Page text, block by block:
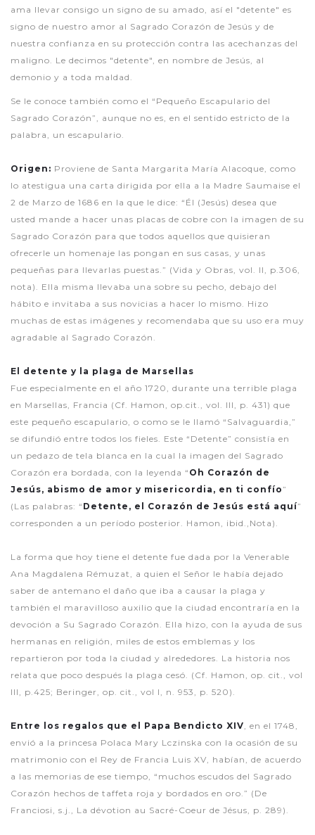
ama llevar consigo un signo de su amado, así el "detente" es
signo de nuestro amor al Sagrado Corazón de Jesús y de
nuestra confianza en su protección contra las acechanzas del
maligno. Le decimos "detente", en nombre de Jesús, al
demonio y a toda maldad.
Se le conoce también como el “Pequeño Escapulario del
Sagrado Corazón”, aunque no es, en el sentido estricto de la
palabra, un escapulario.
Origen: Proviene de Santa Margarita María Alacoque, como
lo atestigua una carta dirigida por ella a la Madre Saumaise el
2 de Marzo de 1686 en la que le dice: “Él (Jesús) desea que
usted mande a hacer unas placas de cobre con la imagen de su
Sagrado Corazón para que todos aquellos que quisieran
ofrecerle un homenaje las pongan en sus casas, y unas
pequeñas para llevarlas puestas.” (Vida y Obras, vol. II, p.306,
nota). Ella misma llevaba una sobre su pecho, debajo del
hábito e invitaba a sus novicias a hacer lo mismo. Hizo
muchas de estas imágenes y recomendaba que su uso era muy
agradable al Sagrado Corazón.
El detente y la plaga de Marsellas
Fue especialmente en el año 1720, durante una terrible plaga
en Marsellas, Francia (Cf. Hamon, op.cit., vol. III, p. 431) que
este pequeño escapulario, o como se le llamó “Salvaguardia,”
se difundió entre todos los fieles. Este “Detente” consistía en
un pedazo de tela blanca en la cual la imagen del Sagrado
Corazón era bordada, con la leyenda “ Oh Corazón de
Jesús, abismo de amor y misericordia, en ti confío ”
(Las palabras: “ Detente, el Corazón de Jesús está aquí”
corresponden a un período posterior. Hamon, ibid.,Nota).
La forma que hoy tiene el detente fue dada por la Venerable
Ana Magdalena Rémuzat, a quien el Señor le había dejado
saber de antemano el daño que iba a causar la plaga y
también el maravilloso auxilio que la ciudad encontraría en la
devoción a Su Sagrado Corazón. Ella hizo, con la ayuda de sus
hermanas en religión, miles de estos emblemas y los
repartieron por toda la ciudad y alrededores. La historia nos
relata que poco después la plaga cesó. (Cf. Hamon, op. cit., vol
III, p.425; Beringer, op. cit., vol I, n. 953, p. 520).
Entre los regalos que el Papa Bendicto XIV, en el 1748,
envió a la princesa Polaca Mary Lczinska con la ocasión de su
matrimonio con el Rey de Francia Luis XV, habían, de acuerdo
a las memorias de ese tiempo, “muchos escudos del Sagrado
Corazón hechos de taffeta roja y bordados en oro.” (De
Franciosi, s.j., La dévotion au Sacré-Coeur de Jésus, p. 289).